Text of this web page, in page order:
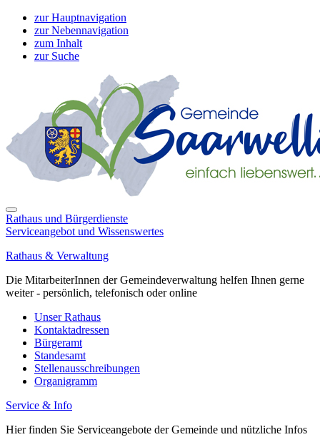
zur Hauptnavigation
zur Nebennavigation
zum Inhalt
zur Suche
Rathaus und Bürgerdienste
Serviceangebot und Wissenswertes
Rathaus & Verwaltung
Die MitarbeiterInnen der Gemeindeverwaltung helfen Ihnen gerne
weiter - persönlich, telefonisch oder online
Unser Rathaus
Kontaktadressen
Bürgeramt
Standesamt
Stellenausschreibungen
Organigramm
Service & Info
Hier finden Sie Serviceangebote der Gemeinde und nützliche Infos